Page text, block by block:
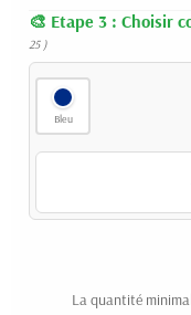
Etape 3 : Choisir
25 )
Bleu
La quantité